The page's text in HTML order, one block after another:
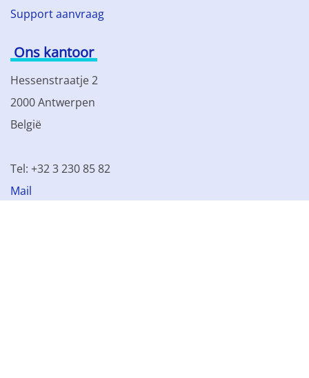
Support aanvraag
Ons kantoor
Hessenstraatje 2
2000 Antwerpen
België
Tel: +32 3 230 85 82
Mail